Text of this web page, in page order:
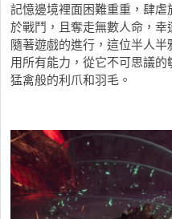
記憶邊境裡面困難重重，肆
於戰鬥，且奪走無數人命，幸
隨著遊戲的進行，這位半人
用所有能力，從它不可思議
猛禽般的利爪和羽毛。